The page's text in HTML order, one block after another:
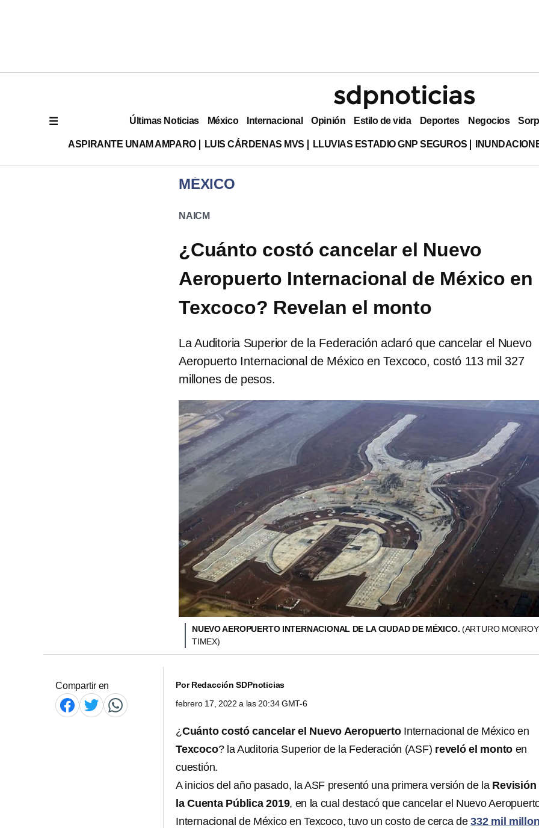
Últimas Noticias México Internacional Opinión Estilo de vida Deportes Negocios
ASPIRANTE UNAM AMPARO LUIS CÁRDENAS MVS LLUVIAS ESTADIO GNP SEGUROS
MÉXICO
NAICM
¿Cuánto costó cancelar el Nuevo
Aeropuerto Internacional de México en
Texcoco? Revelan el monto
La Auditoria Superior de la Federación aclaró que cancelar el Nuevo
Aeropuerto Internacional de México en Texcoco, costó 113 mil 327
millones de pesos.
NUEVO AEROPUERTO INTERNACIONAL DE LA CIUDAD DE MÉXICO. (ARTURO
TIMEX)
Compartir en PorRedacción SDPnoticias
febrero 17, 2022 a las 20:34 GMT-6
¿Cuánto costó cancelar el Nuevo AeropuertoInternacional de México en
Texcoco? la Auditoria Superior de la Federación (ASF) reveló el monto en
cuestión.
A inicios del año pasado, la ASF presentó una primera versión de la Revisión
la Cuenta Pública 2019, en la cual destacó que cancelar el Nuevo
Internacional de México en Texcoco, tuvo un costo de cerca de332 mil